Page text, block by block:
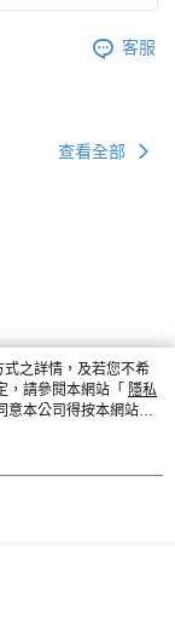
客服
查看全部
之詳情，及若您不希
，請參閱本網站「 隱私
意本公司得按本網站使